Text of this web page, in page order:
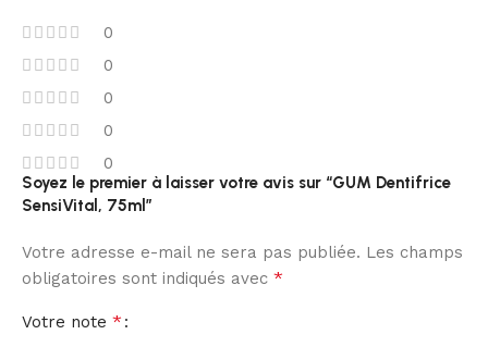
0
0
0
0
0
Soyez le premier à laisser votre avis sur “GUM Dentifrice
SensiVital, 75ml”
Votre adresse e-mail ne sera pas publiée. Les champs
obligatoires sont indiqués avec *
Votre note *